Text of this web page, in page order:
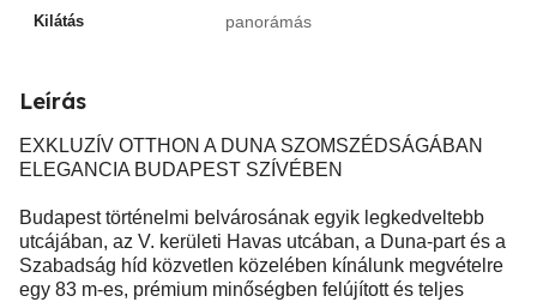
Kilátás panorámás
Leírás
EXKLUZÍV OTTHON A DUNA SZOMSZÉDSÁGÁBAN
ELEGANCIA BUDAPEST SZÍVÉBEN
Budapest történelmi belvárosának egyik legkedveltebb
utcájában, az V. kerületi Havas utcában, a Duna-part és a
Szabadság híd közvetlen közelében kínálunk megvételre
egy 83 m-es, prémium minőségben felújított és teljes